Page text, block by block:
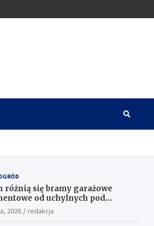
różnią się bramy garażowe
od uchylnych pod
funkcjonalności?
2026 redakcja